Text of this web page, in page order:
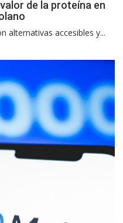
de la proteína en
alternativas accesibles y...